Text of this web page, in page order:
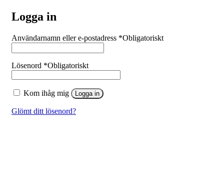
Logga in
Användarnamn eller e-postadress *Obligatoriskt
Lösenord *Obligatoriskt
Kom ihåg mig Logga in
Glömt ditt lösenord?